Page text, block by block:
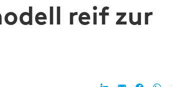
reif zur